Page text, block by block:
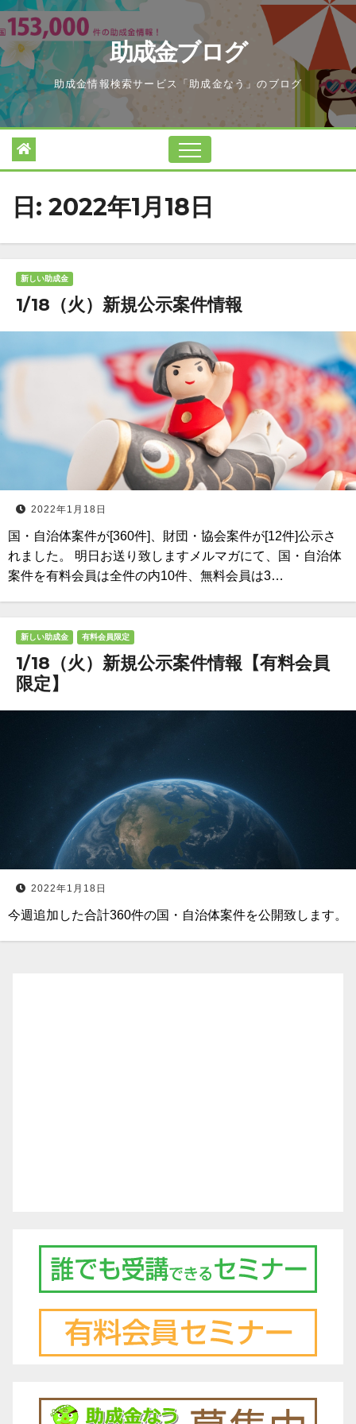
Skip
to
content
助成金ブログ
助成金情報検索サービス「助成金なう」のブログ
日: 2022年1月18日
新しい助成金
1/18（火）新規公示案件情報
2022年1月18日
国・自治体案件が[360件]、財団・協会案件が[12件]公示さ
れました。 明日お送り致しますメルマガにて、国・自治体
案件を有料会員は全件の内10件、無料会員は3…
新しい助成金 有料会員限定
1/18（火）新規公示案件情報【有料会員
限定】
2022年1月18日
今週追加した合計360件の国・自治体案件を公開致します。